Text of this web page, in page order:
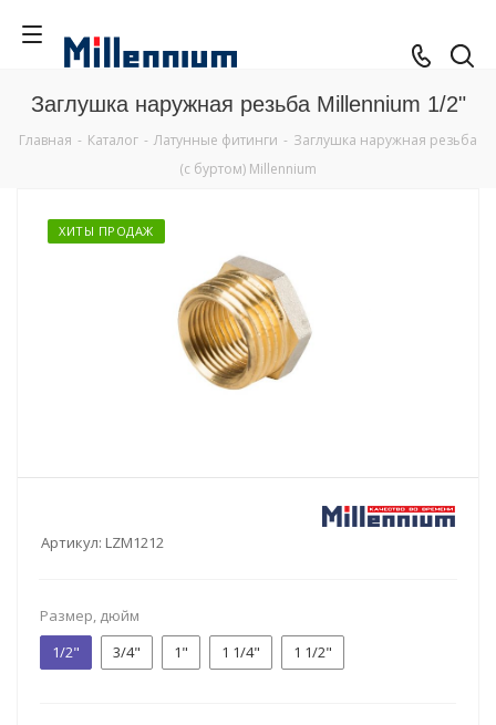
Заглушка наружная резьба Millennium 1/2"
Главная - Каталог - Латунные фитинги - Заглушка наружная резьба
(с буртом) Millennium
ХИТЫ ПРОДАЖ
Артикул: LZM1212
Размер, дюйм
1/2"
3/4" 1" 1 1/4" 1 1/2"